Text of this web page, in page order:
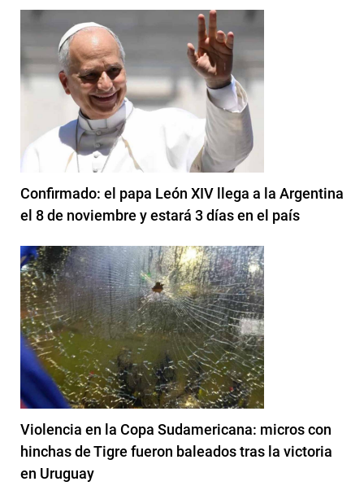
Confirmado: el papa León XIV llega a la Argentina
el 8 de noviembre y estará 3 días en el país
Violencia en la Copa Sudamericana: micros con
hinchas de Tigre fueron baleados tras la victoria
en Uruguay